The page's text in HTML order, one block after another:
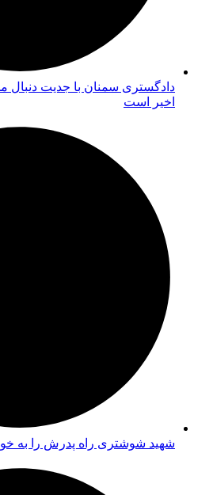
دادگستری سمنان با جدیت دنبال
اخیر است
شهید شوشتری راه پدرش را به